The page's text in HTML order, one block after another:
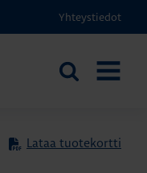
Yhteystiedot
Etsi
Lataa tuotekortti